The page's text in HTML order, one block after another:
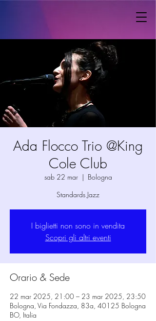
Ada Flocco Trio @King
Cole Club
sab 22 mar
  |
Bologna
Standards Jazz
I biglietti non sono in vendita
Scopri gli altri eventi
Orario & Sede
22 mar 2025, 21:00 – 23 mar 2025, 23:50
Bologna, Via Fondazza, 83a, 40125 Bologna
BO, Italia